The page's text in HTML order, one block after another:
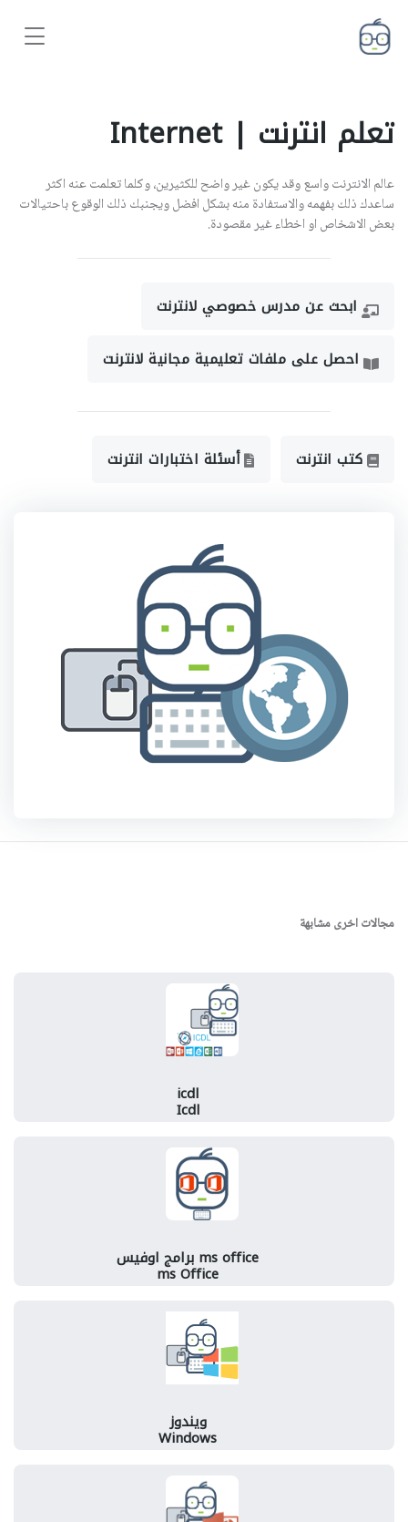
تعلم انترنت | Internet
عالم الانترنت واسع وقد يكون غير واضح للكثيرين، وكلما تعلمت عنه اكثر
ساعدك ذلك بفهمه والاستفادة منه بشكل افضل ويجنبك ذلك الوقوع باحتيالات
بعض الاشخاص او اخطاء غير مقصودة.
ابحث عن مدرس خصوصي لانترنت
احصل على ملفات تعليمية مجانية لانترنت
كتب انترنت أسئلة اختبارات انترنت
مجالات اخرى مشابهة
icdl
Icdl
ms office برامج اوفيس
ms Office
ويندوز
Windows